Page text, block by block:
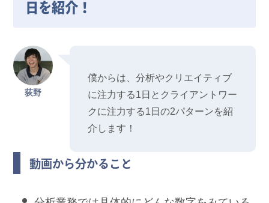
日を紹介！
荻野
僕からは、分析やクリエイティブ
に注力する1日とクライアントワー
クに注力する1日の2パターンを紹
介します！
動画から分かること